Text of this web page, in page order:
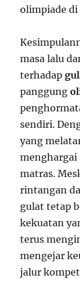
olimpiade di
masa lalu
terhadap
panggung
sendiri.
yang
menghargai
matras.
rintangan
gulat tetap
kekuatan
terus
mengejar
jalur